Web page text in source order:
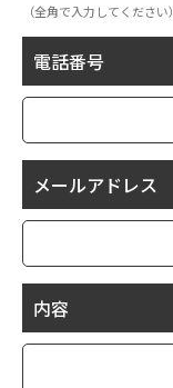
（全角で入力してください）
電話番号
メールアドレス
内容